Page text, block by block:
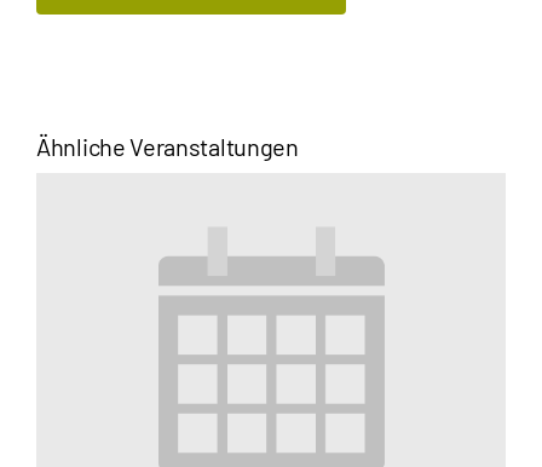
Ähnliche Veranstaltungen